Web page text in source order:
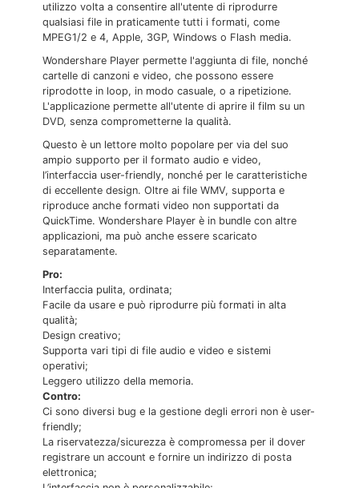
utilizzo volta a consentire all'utente di riprodurre
qualsiasi file in praticamente tutti i formati, come
MPEG1/2 e 4, Apple, 3GP, Windows o Flash media.
Wondershare Player permette l'aggiunta di file, nonché
cartelle di canzoni e video, che possono essere
riprodotte in loop, in modo casuale, o a ripetizione.
L'applicazione permette all'utente di aprire il film su un
DVD, senza comprometterne la qualità.
Questo è un lettore molto popolare per via del suo
ampio supporto per il formato audio e video,
l’interfaccia user-friendly, nonché per le caratteristiche
di eccellente design. Oltre ai file WMV, supporta e
riproduce anche formati video non supportati da
QuickTime. Wondershare Player è in bundle con altre
applicazioni, ma può anche essere scaricato
separatamente.
Pro:
Interfaccia pulita, ordinata;
Facile da usare e può riprodurre più formati in alta
qualità;
Design creativo;
Supporta vari tipi di file audio e video e sistemi
operativi;
Leggero utilizzo della memoria.
Contro:
Ci sono diversi bug e la gestione degli errori non è user-
friendly;
La riservatezza/sicurezza è compromessa per il dover
registrare un account e fornire un indirizzo di posta
elettronica;